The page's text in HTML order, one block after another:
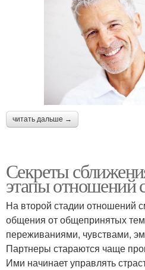
читать дальше →
Секреты
этапы отношений
На второй стадии отношений
общения от общепринятых
переживаниями, чувствами,
Партнеры стараются чаще
Ими начинает управлять